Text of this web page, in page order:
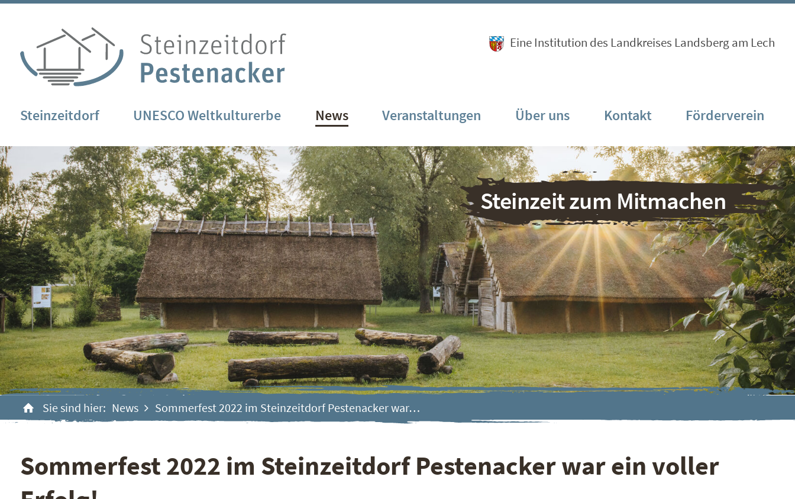
Eine Institution des Landkreises Landsberg am Lech
Steinzeitdorf UNESCO Weltkulturerbe News Veranstaltungen Über uns Kontakt Förderverein
Steinzeit zum Mitmachen
Sie sind hier: News Sommerfest 2022 im Steinzeitdorf Pestenacker war…
Sommerfest 2022 im Steinzeitdorf Pestenacker war ein voller